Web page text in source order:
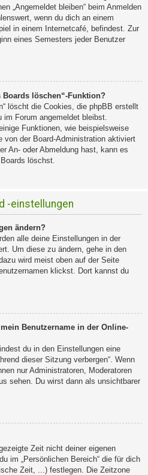
„Angemeldet bleiben“ beim Anmelden
wenn du dich an einem
in einem Internetcafé, befindest. Zur
eines Semesters jeder Benutzer
löschen“-Funktion?
löscht die Cookies, die phpBB erstellt
Forum angemeldet bleibst.
Funktionen, wie beispielsweise
von der Board-Administration aktiviert
An- oder Abmeldung hast, kann es
löschst.
-einstellungen
ändern?
alle deine Einstellungen in der
Um diese zu ändern, gehe in den
wird meist oben auf der Seite
klickst. Dort kannst du
Benutzername in der Online-
du in den Einstellungen eine
dieser Sitzung verbergen“. Wenn
nur Administratoren, Moderatoren
sehen. Du wirst dann als unsichtbarer
Zeit nicht deiner eigenen
im „Persönlichen Bereich“ die für dich
Zeit, ...) festlegen. Die Zeitzone